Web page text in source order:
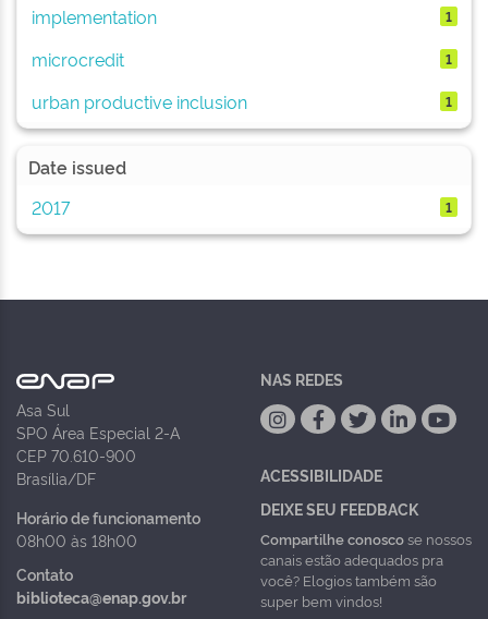
implementation
1
microcredit 1
urban productive inclusion 1
Date issued
2017
1
Asa Sul
SPO Área Especial 2-A
CEP 70.610-900
Brasília/DF
Horário de funcionamento
08h00 às 18h00
Contato
biblioteca@enap.gov.br
NAS REDES
ACESSIBILIDADE
DEIXE SEU FEEDBACK
Compartilhe conoscose nossos
canais estão adequados pra
você? Elogios também são
super bem vindos!